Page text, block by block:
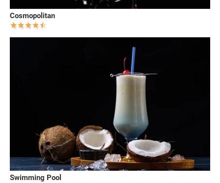
Cosmopolitan
Swimming Pool